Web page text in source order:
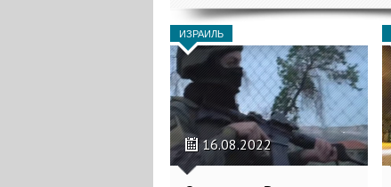
ИЗРАИЛЬ
16.08.2022